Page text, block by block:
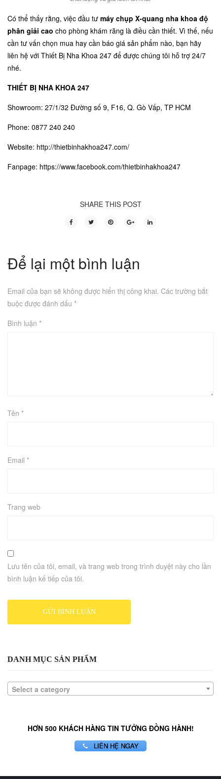
Có thể thấy rằng, việc đầu tư máy chụp X-quang nha khoa độ
phân giải cao cho phòng khám răng là điều cần thiết. Vì thế, nếu
cần tư vấn chọn mua hay cần báo giá sản phẩm nào, bạn hãy
liên hệ với Thiết Bị Nha Khoa 247 để được chúng tôi hỗ trợ 24/7
nhé.
THIẾT BỊ NHA KHOA 247
Showroom: 27/1/32 Đường số 9, F16, Q. Gò Vấp, TP HCM
Phone: 0877 240 240
Website: http://thietbinhakhoa247.com/
Fanpage: https://www.facebook.com/thietbinhakhoa247
SHARE THIS POST
Để lại một bình luận
Email của bạn sẽ không được hiển thị công khai. Các trường bắt
buộc được đánh dấu *
Bình luận *
Tên *
Email *
Trang web
Lưu tên của tôi, email, và trang web trong trình duyệt này cho lần
bình luận kế tiếp của tôi.
DANH MỤC SẢN PHẨM
Select a category
HƠN 500 KHÁCH HÀNG TIN TƯỞNG ĐỒNG HÀNH!
LIÊN HỆ NGAY